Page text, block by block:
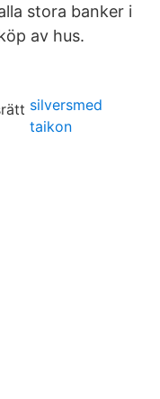
stora banker i
av hus.
silversmed
taikon